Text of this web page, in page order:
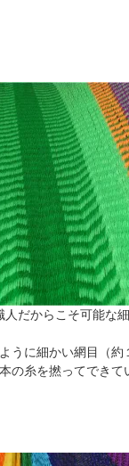
人だからこそ可能な
うに細かい網目（約
の糸を撚ってできて